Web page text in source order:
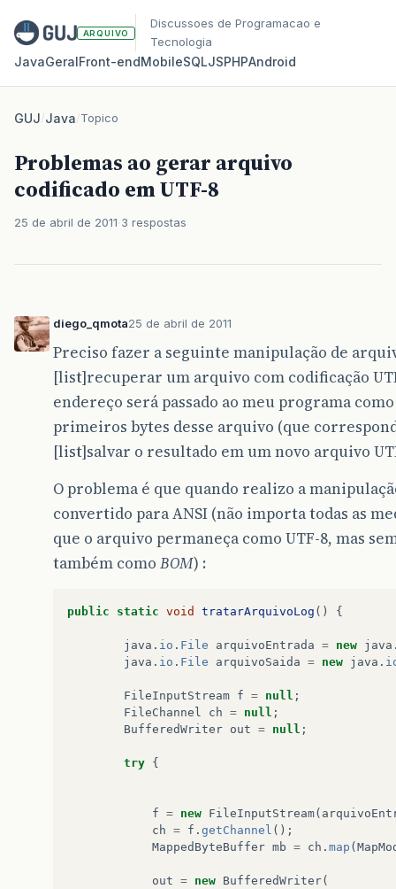
ARQUIVO
Discussoes de Programacao e
Tecnologia
JavaGeralFront‑endMobileSQLJSPHPAndroid
GUJ/Java/Topico
Problemas ao gerar arquivo
codificado em UTF-8
25 de abril de 2011 3 respostas
diego_qmota25 de abril de 2011
Preciso fazer a seguinte manipulação de
[list]recuperar um arquivo com codificação
endereço será passado ao meu programa
primeiros bytes desse arquivo (que
[list]salvar o resultado em um novo arquivo
O problema é que quando realizo a
convertido para ANSI (não importa todas as
que o arquivo permaneça como UTF-8, mas
também como BOM) :
public static void tratarArquivoLog () {
java . io . File arquivoEntrada = new java
java . io . File arquivoSaida = new java .
FileInputStream f = null ;
FileChannel
ch = null ;
BufferedWriter out = null ;
try {
f = new FileInputStream(
ch = f . getChannel ();
MappedByteBuffer mb = ch . map (
out = new BufferedWriter(